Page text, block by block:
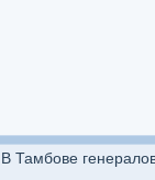
В Тамбове